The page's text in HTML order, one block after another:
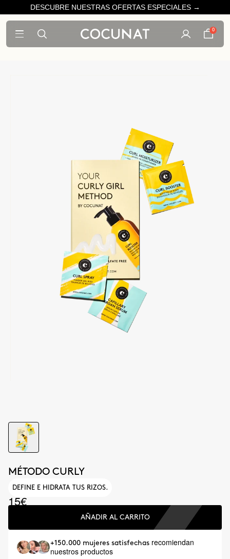
DESCUBRE NUESTRAS OFERTAS ESPECIALES →
0
MÉTODO CURLY
DEFINE E HIDRATA TUS RIZOS.
15€
AÑADIR AL CARRITO
+150.000 mujeres satisfechas recomiendan
nuestros productos